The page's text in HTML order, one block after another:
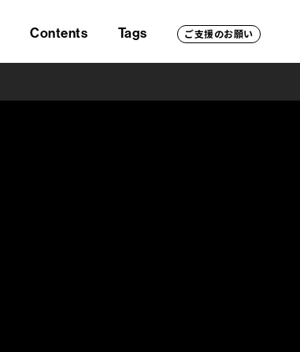
Contents Tags ご支援のお願い